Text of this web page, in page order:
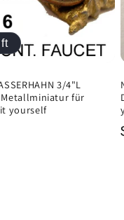
3/4"L
für
yourself